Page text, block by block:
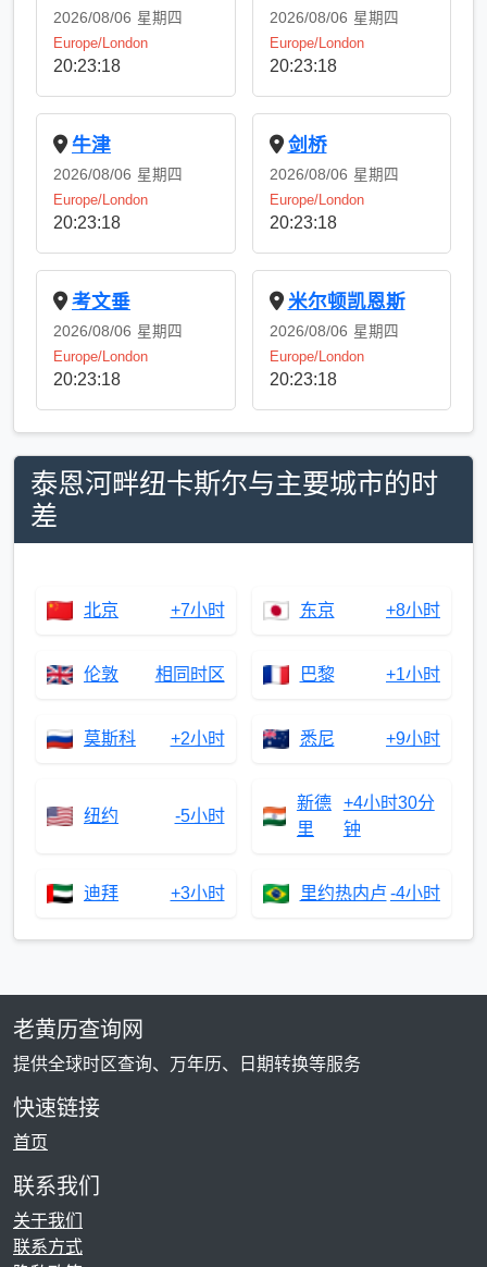
2026/08/06 星期四
Europe/London
20:23:18
2026/08/06 星期四
Europe/London
20:23:18
牛津
2026/08/06 星期四
Europe/London
20:23:18
剑桥
2026/08/06 星期四
Europe/London
20:23:18
考文垂
2026/08/06 星期四
Europe/London
20:23:18
米尔顿凯恩斯
2026/08/06 星期四
Europe/London
20:23:18
泰恩河畔纽卡斯尔与主要城市的时
差
北京 +7小时 东京 +8小时
伦敦 相同时区 巴黎 +1小时
莫斯科 +2小时 悉尼 +9小时
纽约 -5小时
新德
里
+4小时30分
钟
迪拜 +3小时 里约热内卢 -4小时
老黄历查询网
提供全球时区查询、万年历、日期转换等服务
快速链接
首页
联系我们
关于我们
联系方式